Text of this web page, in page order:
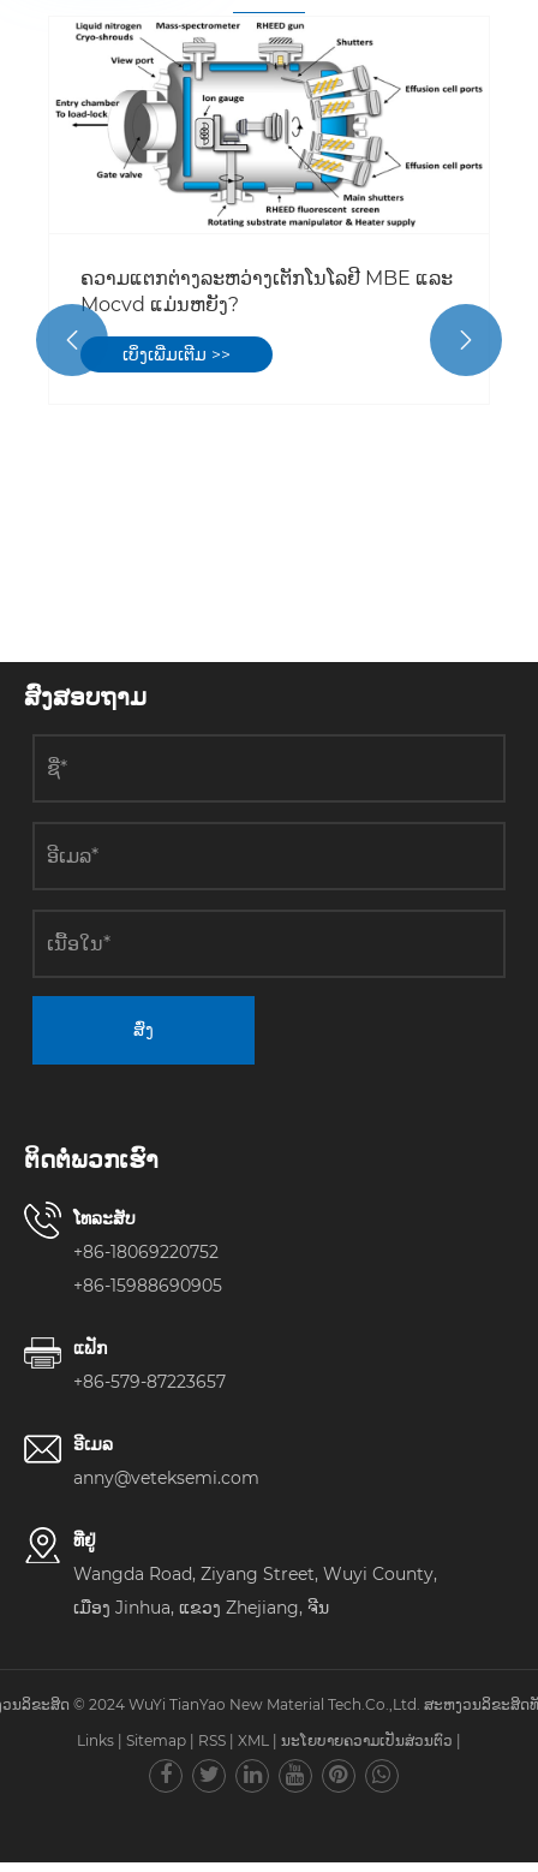
ຂະບວນການ epitaxy semiconductor ແມ່ນ
ຫຍັງ?
ເບິ່ງເພີ່ມເຕີມ >>
 
ສົ່ງສອບຖາມ
ສົ່ງ
ຕິດ​ຕໍ່​ພວກ​ເຮົາ
ໂທລະສັບ
+86-18069220752
+86-15988690905
ແຟັກ
+86-579-87223657
ອີເມລ
anny@veteksemi.com
ທີ່ຢູ່
Wangda Road, Ziyang Street, Wuyi County,
ເມືອງ Jinhua, ແຂວງ Zhejiang, ຈີນ
ນລິຂະສິດ © 2024 WuYi TianYao New Material Tech.Co.,Ltd. ສະຫງວນລິຂະສິດ
Links | Sitemap | RSS | XML | ນະໂຍບາຍຄວາມເປັນສ່ວນຕົວ |